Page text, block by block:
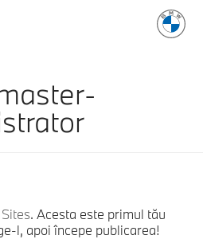
. Acesta este primul tău
l, apoi începe publicarea!